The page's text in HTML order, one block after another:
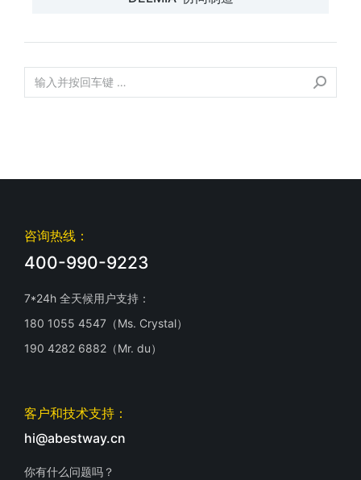
咨询热线：
400-990-9223
7*24h 全天候用户支持：
180 1055 4547（Ms. Crystal）
190 4282 6882（Mr. du）
客户和技术支持：
hi@abestway.cn
你有什么问题吗？